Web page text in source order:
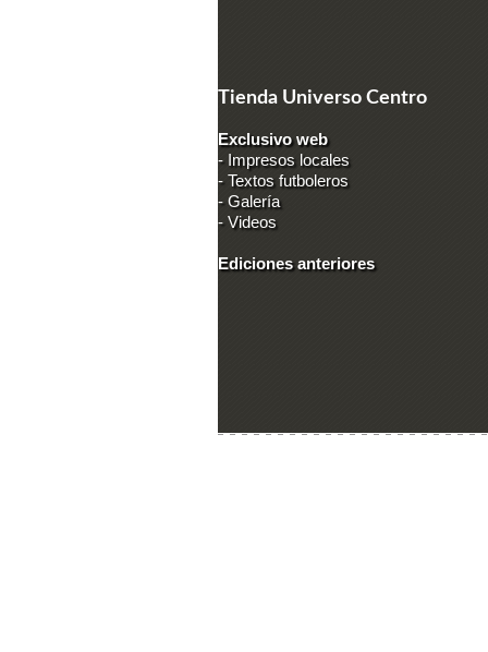
Tienda Universo Centro
Exclusivo web
- Impresos locales
-Textos futboleros
-Galería
-Videos
Ediciones anteriores